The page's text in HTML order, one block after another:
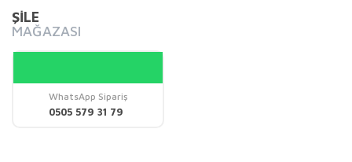
ŞİLE
MAĞAZASI
WhatsApp Sipariş
0505 579 31 79